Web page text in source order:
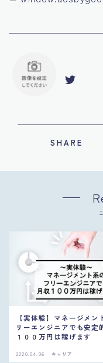
SHARE
【実体験】マネージメン
リーエンジニアでも安定
１００万円は稼げます
2020.04.06 キャリア